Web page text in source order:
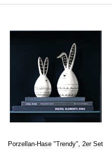
Porzellan-Hase "Trendy", 2er Set